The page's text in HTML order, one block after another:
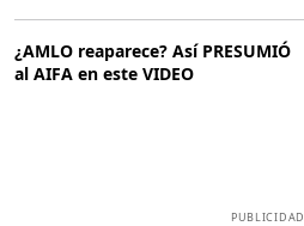
¿AMLO reaparece? Así PRESUMIÓ
al AIFA en este VIDEO
PUBLICIDAD